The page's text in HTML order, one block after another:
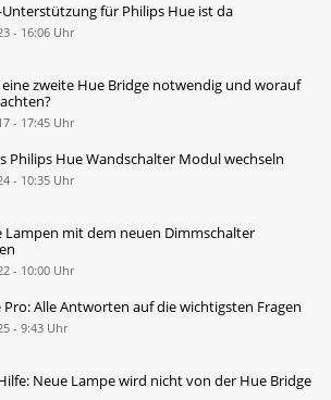
für Philips Hue ist da
- 16:06 Uhr
zweite Hue Bridge notwendig und worauf
- 17:45 Uhr
Philips Hue Wandschalter Modul wechseln
- 10:35 Uhr
Lampen mit dem neuen Dimmschalter
- 10:00 Uhr
Pro: Alle Antworten auf die wichtigsten Fragen
- 9:43 Uhr
Neue Lampe wird nicht von der Hue Bridge